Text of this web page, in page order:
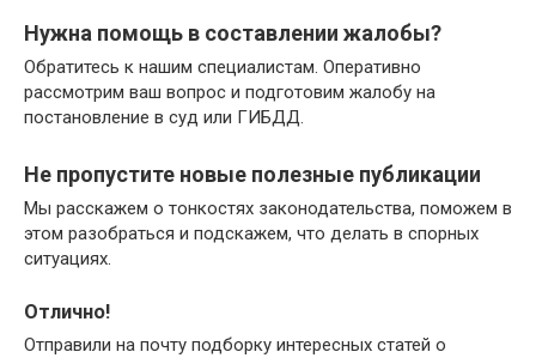
Нужна помощь в составлении жалобы?
Обратитесь к нашим специалистам. Оперативно
рассмотрим ваш вопрос и подготовим жалобу на
постановление в суд или ГИБДД.
Не пропустите новые полезные публикации
Мы расскажем о тонкостях законодательства, поможем в
этом разобраться и подскажем, что делать в спорных
ситуациях.
Отлично!
Отправили на почту подборку интересных статей о